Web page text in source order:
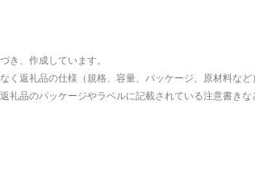
き、作成しています。
く返礼品の仕様（規格、容量、パッケージ、原材料など
礼品のパッケージやラベルに記載されている注意書きな